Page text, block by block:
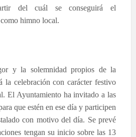
del cuál se conseguirá el
himno local.
y la solemnidad propios de la
la celebración con carácter festivo
El Ayuntamiento ha invitado a las
que estén en ese día y participen
con motivo del día. Se prevé
tengan su inicio sobre las 13